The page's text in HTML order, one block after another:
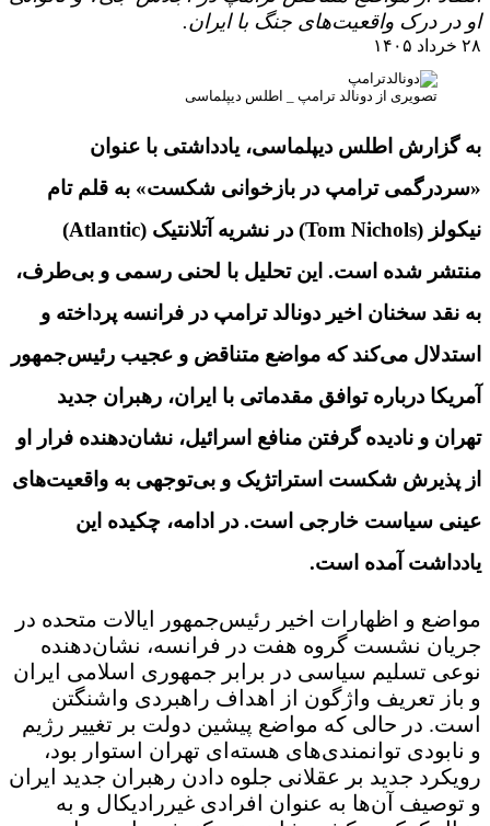
او در درک واقعیت‌های جنگ با ایران.
۲۸ خرداد ۱۴۰۵
تصویری از دونالد ترامپ _ اطلس دیپلماسی
به گزارش اطلس دیپلماسی، یادداشتی با عنوان
«سردرگمی ترامپ در بازخوانی شکست» به قلم تام
نیکولز (Tom Nichols) در نشریه آتلانتیک (Atlantic)
منتشر شده است. این تحلیل با لحنی رسمی و بی‌طرف،
به نقد سخنان اخیر دونالد ترامپ در فرانسه پرداخته و
استدلال می‌کند که مواضع متناقض و عجیب رئیس‌جمهور
آمریکا درباره توافق مقدماتی با ایران، رهبران جدید
تهران و نادیده گرفتن منافع اسرائیل، نشان‌دهنده فرار او
از پذیرش شکست استراتژیک و بی‌توجهی به واقعیت‌های
عینی سیاست خارجی است. در ادامه، چکیده این
یادداشت آمده است.
مواضع و اظهارات اخیر رئیس‌جمهور ایالات متحده در
جریان نشست گروه هفت در فرانسه، نشان‌دهنده
نوعی تسلیم سیاسی در برابر جمهوری اسلامی ایران
و باز تعریف واژگون از اهداف راهبردی واشنگتن
است. در حالی که مواضع پیشین دولت بر تغییر رژیم
و نابودی توانمندی‌های هسته‌ای تهران استوار بود،
رویکرد جدید بر عقلانی جلوه دادن رهبران جدید ایران
و توصیف آن‌ها به عنوان افرادی غیررادیکال و به